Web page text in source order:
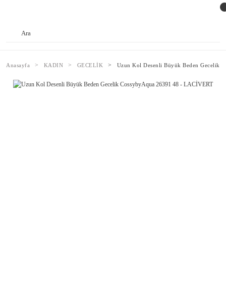
Anasayfa KADIN GECELİK Uzun Kol Desenli Büyük Beden Gecelik